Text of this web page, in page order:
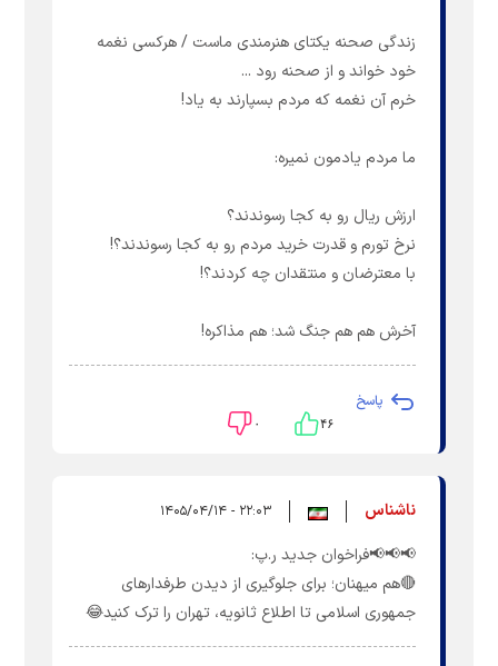
زندگی صحنه یکتای هنرمندی ماست / هرکسی نغمه
خود خواند و از صحنه رود ...
خرم آن نغمه که مردم بسپارند به یاد!
ما مردم یادمون نمیره:
ارزش ریال رو به کجا رسوندند؟
نرخ تورم و قدرت خرید مردم رو به کجا رسوندند؟!
با معترضان و منتقدان چه کردند؟!
آخرش هم هم جنگ شد؛ هم مذاکره!
پاسخ
۴۶ ۰
ناشناس ۲۲:۰۳ - ۱۴۰۵/۰۴/۱۴
📢📢📢فراخوان جدید ر.پ:
🔴‌هم میهنان؛ برای جلوگیری از دیدن طرفدارهای
جمهوری اسلامی تا اطلاع ثانویه، تهران را ترک کنید😂